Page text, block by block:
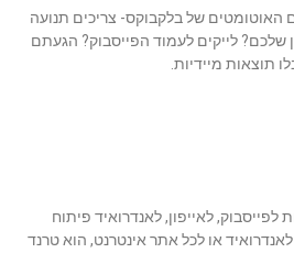
האוטומטים של בלקבוקס- צריכים תנועה
שלכם? לייקים לעמוד הפייסבוק? הגעתם
תוצאות מיידיות.
לפייסבוק, לאייפון, לאנדרואיד פיתוח
לאנדרואיד או לכל אתר אינטרנט, הוא טרנד